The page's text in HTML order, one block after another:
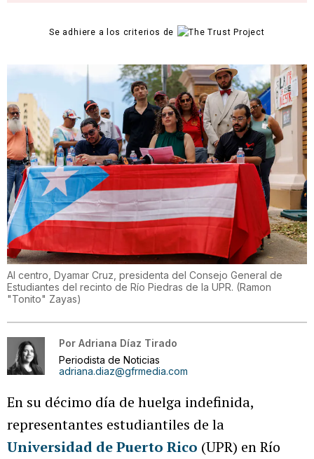
Se adhiere a los criterios de
Al centro, Dyamar Cruz, presidenta del Consejo General de
Estudiantes del recinto de Río Piedras de la UPR. (Ramon
"Tonito" Zayas)
Por Adriana Díaz Tirado
Periodista de Noticias
adriana.diaz@gfrmedia.com
En su décimo día de huelga indefinida,
representantes estudiantiles de la
Universidad de Puerto Rico (UPR) en Río